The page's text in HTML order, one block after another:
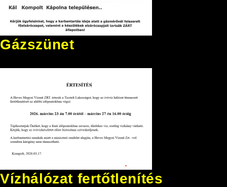
Gázszünet
Vízhálózat fertőtlenítés